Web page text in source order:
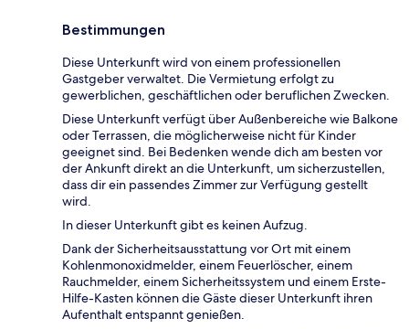
Bestimmungen
Diese Unterkunft wird von einem professionellen
Gastgeber verwaltet. Die Vermietung erfolgt zu
gewerblichen, geschäftlichen oder beruflichen Zwecken.
Diese Unterkunft verfügt über Außenbereiche wie Balkone
oder Terrassen, die möglicherweise nicht für Kinder
geeignet sind. Bei Bedenken wende dich am besten vor
der Ankunft direkt an die Unterkunft, um sicherzustellen,
dass dir ein passendes Zimmer zur Verfügung gestellt
wird.
In dieser Unterkunft gibt es keinen Aufzug.
Dank der Sicherheitsausstattung vor Ort mit einem
Kohlenmonoxidmelder, einem Feuerlöscher, einem
Rauchmelder, einem Sicherheitssystem und einem Erste-
Hilfe-Kasten können die Gäste dieser Unterkunft ihren
Aufenthalt entspannt genießen.